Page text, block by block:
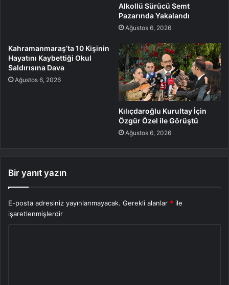
Alkollü Sürücü Semt
Pazarında Yakalandı
Ağustos 6, 2026
Kahramanmaraş’ta 10 Kişinin
Hayatını Kaybettiği Okul
Saldırısına Dava
Ağustos 6, 2026
Kılıçdaroğlu Kurultay İçin
Özgür Özel ile Görüştü
Ağustos 6, 2026
Bir yanıt yazın
E-posta adresiniz yayınlanmayacak. Gerekli alanlar * ile
işaretlenmişlerdir